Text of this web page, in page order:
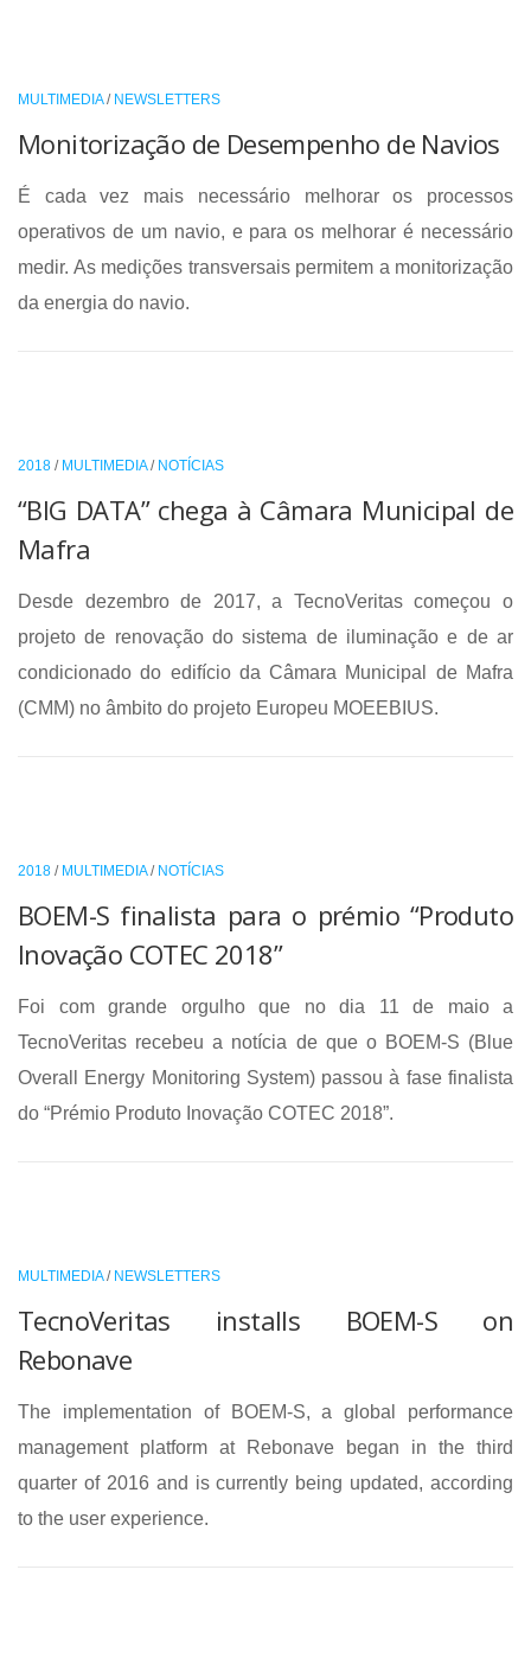
MULTIMEDIA/ NEWSLETTERS
Monitorização de Desempenho de Navios
É cada vez mais necessário melhorar os processos
operativos de um navio, e para os melhorar é necessário
medir. As medições transversais permitem a monitorização
da energia do navio.
2018 / MULTIMEDIA/ NOTÍCIAS
“BIG DATA” chega à Câmara Municipal de
Mafra
Desde dezembro de 2017, a TecnoVeritas começou o
projeto de renovação do sistema de iluminação e de ar
condicionado do edifício da Câmara Municipal de Mafra
(CMM) no âmbito do projeto Europeu MOEEBIUS.
2018 / MULTIMEDIA/ NOTÍCIAS
BOEM-S finalista para o prémio “Produto
Inovação COTEC 2018”
Foi com grande orgulho que no dia 11 de maio a
TecnoVeritas recebeu a notícia de que o BOEM-S (Blue
Overall Energy Monitoring System) passou à fase finalista
do “Prémio Produto Inovação COTEC 2018”.
MULTIMEDIA/ NEWSLETTERS
TecnoVeritas installs BOEM-S on
Rebonave
The implementation of BOEM-S, a global performance
management platform at Rebonave began in the third
quarter of 2016 and is currently being updated, according
to the user experience.